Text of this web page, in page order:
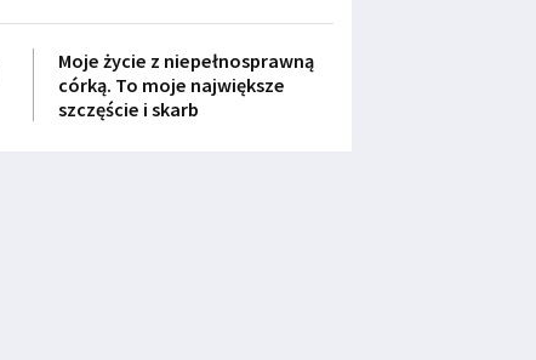
Moje życie z niepełnosprawną
córką. To moje największe
szczęście i skarb